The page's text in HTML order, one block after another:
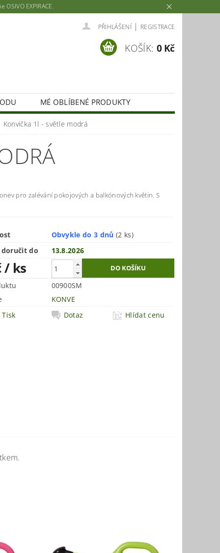
EXPIRACE.
PŘIHLÁŠENÍ | REGISTRACE
KOŠÍK: 0 Kč
MÉ OBLÍBENÉ PRODUKTY
Konvička 1l - světle modrá
pro zalévání pokojových a balkónových květin. S
Obvykle do 3 dnů (2 ks)
doručit do
13.8.2026
/ ks
00900SM
KONVE
Tisk
Dotaz Hlídat cenu